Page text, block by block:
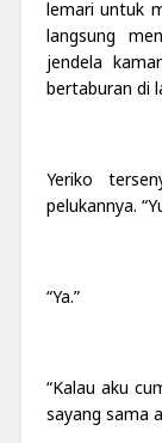
lemari untuk
langsung
jendela
bertaburan di
Yeriko
pelukannya.
“Ya.”
“Kalau aku
sayang sama